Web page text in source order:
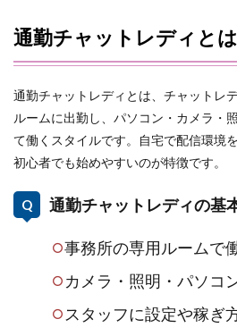
通勤チャットレディと
通勤チャットレディとは、チャットレ
ルームに出勤し、パソコン・カメラ・
て働くスタイルです。自宅で配信環境
初心者でも始めやすいのが特徴です。
通勤チャットレディの基
事務所の専用ルームで
カメラ・照明・パソコ
スタッフに設定や稼ぎ